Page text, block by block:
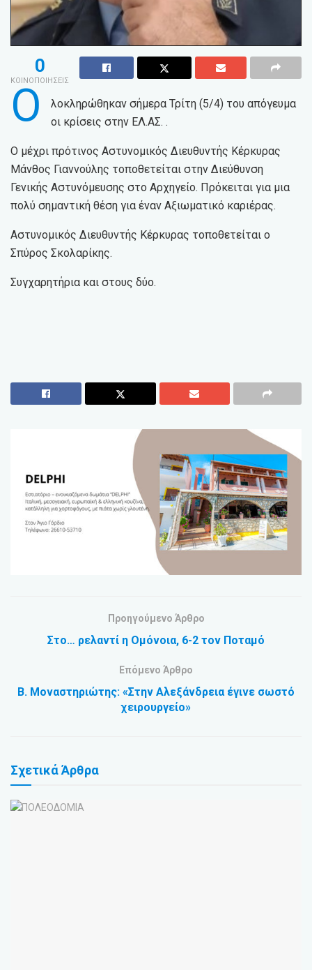
0
ΚΟΙΝΟΠΟΙΗΣΕΙΣ
Ο
λοκληρώθηκαν σήμερα Τρίτη (5/4) του απόγευμα
οι κρίσεις στην ΕΛ.ΑΣ. .
Ο μέχρι πρότινος Αστυνομικός Διευθυντής Κέρκυρας
Μάνθος Γιαννούλης τοποθετείται στην Διεύθυνση
Γενικής Αστυνόμευσης στο Αρχηγείο. Πρόκειται για μια
πολύ σημαντική θέση για έναν Αξιωματικό καριέρας.
Αστυνομικός Διευθυντής Κέρκυρας τοποθετείται ο
Σπύρος Σκολαρίκης.
Συγχαρητήρια και στους δύο.
Προηγούμενο Άρθρο
Στο… ρελαντί η Ομόνοια, 6-2 τον Ποταμό
Επόμενο Άρθρο
Β. Μοναστηριώτης: «Στην Αλεξάνδρεια έγινε σωστό
χειρουργείο»
ΣχετικάΆρθρα